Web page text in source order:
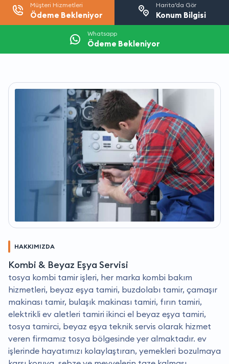
Müşteri Hizmetleri
Ödeme Bekleniyor
Harita’da Gör
Konum Bilgisi
Whatsapp
Ödeme Bekleniyor
HAKKIMIZDA
Kombi & Beyaz Eşya Servisi
tosya kombi tamir işleri, her marka kombi bakım
hizmetleri, beyaz eşya tamiri, buzdolabı tamir, çamaşır
makinası tamir, bulaşık makinası tamiri, fırın tamiri,
elektrikli ev aletleri tamiri ikinci el beyaz eşya tamiri,
tosya tamirci, beyaz eşya teknik servis olarak hizmet
veren firmamız tosya bölgesinde yer almaktadır. ev
işlerinde hayatımızı kolaylaştıran, yemekleri bozulmaya